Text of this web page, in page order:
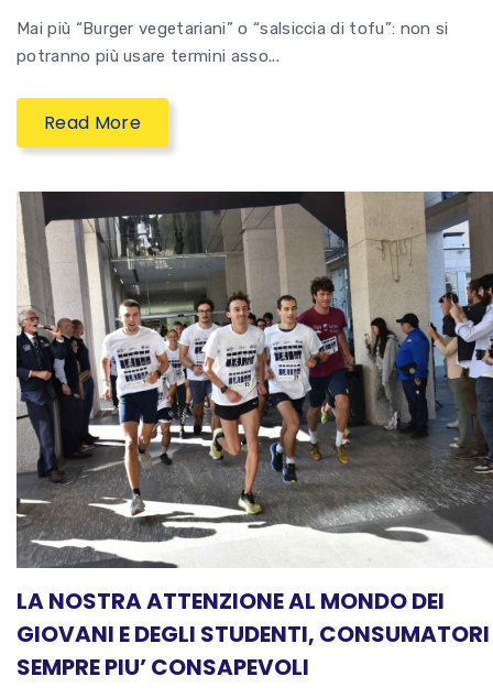
Mai più “Burger vegetariani” o “salsiccia di tofu”: non si
potranno più usare termini asso...
Read More
LA NOSTRA ATTENZIONE AL MONDO DEI
GIOVANI E DEGLI STUDENTI, CONSUMATORI
SEMPRE PIU’ CONSAPEVOLI